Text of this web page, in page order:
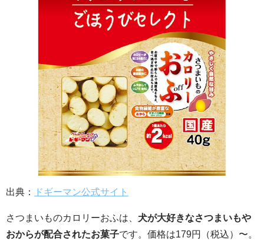
出典： ドギーマン公式サイト
さつまいものカロリーおふは、 犬が大好きなさつまいもや
おからが配合されたお菓子です。価格は179円（税込）〜。